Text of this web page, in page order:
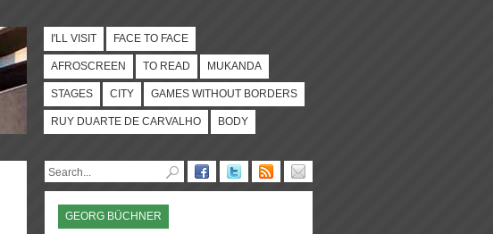
I'LL VISIT FACE TO FACE
AFROSCREEN TO READ MUKANDA
STAGES CITY GAMES WITHOUT BORDERS
RUY DUARTE DE CARVALHO BODY
GEORG BÜCHNER